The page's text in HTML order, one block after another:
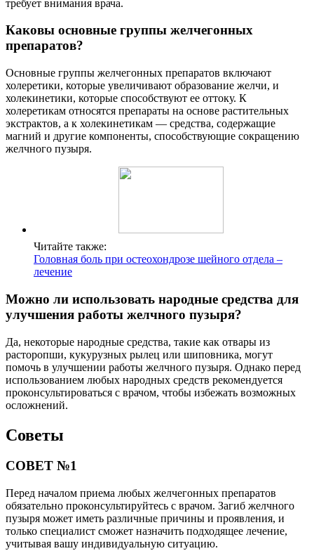
требует внимания врача.
Каковы основные группы желчегонных
препаратов?
Основные группы желчегонных препаратов включают
холеретики, которые увеличивают образование желчи, и
холекинетики, которые способствуют ее оттоку. К
холеретикам относятся препараты на основе растительных
экстрактов, а к холекинетикам — средства, содержащие
магний и другие компоненты, способствующие сокращению
желчного пузыря.
Читайте также:
Головная боль при остеохондрозе шейного отдела –
лечение
Можно ли использовать народные средства для
улучшения работы желчного пузыря?
Да, некоторые народные средства, такие как отвары из
расторопши, кукурузных рылец или шиповника, могут
помочь в улучшении работы желчного пузыря. Однако перед
использованием любых народных средств рекомендуется
проконсультироваться с врачом, чтобы избежать возможных
осложнений.
Советы
СОВЕТ №1
Перед началом приема любых желчегонных препаратов
обязательно проконсультируйтесь с врачом. Загиб желчного
пузыря может иметь различные причины и проявления, и
только специалист сможет назначить подходящее лечение,
учитывая вашу индивидуальную ситуацию.